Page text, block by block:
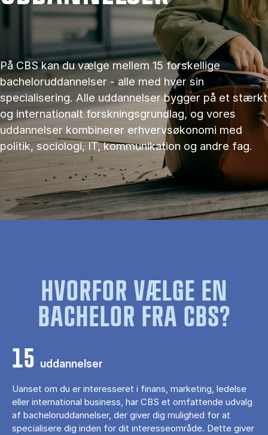
På CBS kan du vælge mellem 15 forskellige
bacheloruddannelser - alle med hver sin
specialisering. Alle uddannelser bygger på et stærkt
og internationalt forskningsgrundlag, og vores
uddannelser kombinerer erhvervsøkonomi med
politik, sociologi, IT, kommunikation og andre fag.
HVORFOR VÆLGE EN
BACHELOR FRA CBS?
15 uddannelser
Uanset om du er interesseret i finans, marketing, ledelse
eller international business, har CBS et omfattende udvalg
af bacheloruddannelser, der giver dig mulighed for at
specialisere dig inden for dit interesseområde. Dette giver